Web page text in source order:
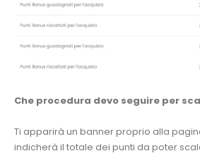
Che procedura devo seguire per
Ti apparirà un banner proprio alla
indicherà il totale dei punti da poter